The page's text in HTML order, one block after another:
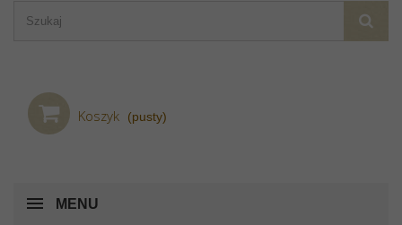
Koszyk (pusty)
MENU